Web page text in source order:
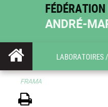
ANDRÉ-
LABORATOIRES
FRAMA